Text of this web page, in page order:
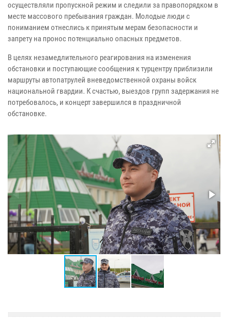
осуществляли пропускной режим и следили за правопорядком в
месте массового пребывания граждан. Молодые люди с
пониманием отнеслись к принятым мерам безопасности и
запрету на пронос потенциально опасных предметов.
В целях незамедлительного реагирования на изменения
обстановки и поступающие сообщения к турцентру приблизили
маршруты автопатрулей вневедомственной охраны войск
национальной гвардии. К счастью, выездов групп задержания не
потребовалось, и концерт завершился в праздничной
обстановке.